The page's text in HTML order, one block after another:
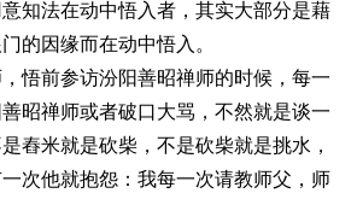
知法在动中悟入者，其实大部分是藉
的因缘而在动中悟入。
悟前参访汾阳善昭禅师的时候，每一
昭禅师或者破口大骂，不然就是谈一
舂米就是砍柴，不是砍柴就是挑水，
次他就抱怨：我每一次请教师父，师